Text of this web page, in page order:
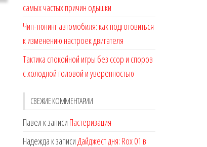
самых частых причин одышки
Чип-тюнинг автомобиля: как подготовиться
к изменению настроек двигателя
Тактика спокойной игры без ссор и споров
с холодной головой и уверенностью
СВЕЖИЕ КОММЕНТАРИИ
Павел к записи Пастеризация
Надежда к записиДайджест дня: Rox 01 в